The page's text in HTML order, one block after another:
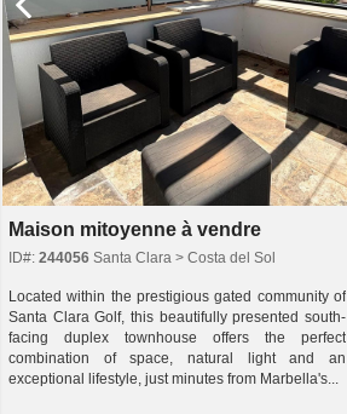
Maison mitoyenne à vendre
ID#: 244056 Santa Clara > Costa del Sol
Located within the prestigious gated community of
Santa Clara Golf, this beautifully presented south-
facing duplex townhouse offers the perfect
combination of space, natural light and an
exceptional lifestyle, just minutes from Marbella's...